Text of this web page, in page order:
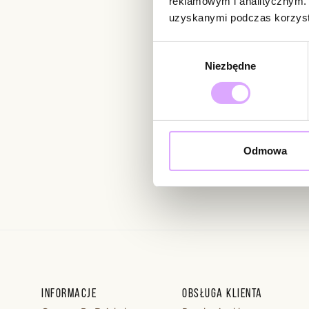
uzyskanymi podczas
Niezbędne
Odmowa
Wprowadzając i
Informacje Obsługa klienta